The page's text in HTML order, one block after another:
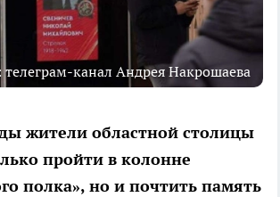
канал Андрея Накрошаева
жители областной столицы
пройти в колонне
полка», но и почтить память